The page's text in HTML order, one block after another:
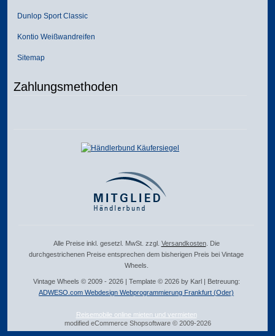
Dunlop Sport Classic
Kontio Weißwandreifen
Sitemap
Zahlungsmethoden
Alle Preise inkl. gesetzl. MwSt. zzgl. Versandkosten. Die
durchgestrichenen Preise entsprechen dem bisherigen Preis bei Vintage
Wheels.
Vintage Wheels © 2009 - 2026 | Template © 2026 by Karl | Betreuung:
ADWESO.com Webdesign Webprogrammierung Frankfurt (Oder)
Reisemobile online mieten und vermieten
modified eCommerce Shopsoftware © 2009-2026